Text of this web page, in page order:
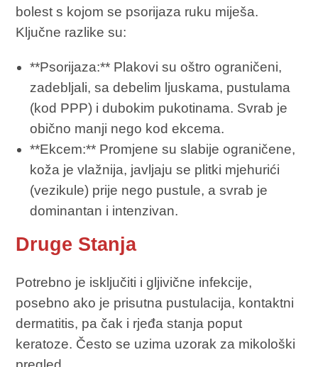
bolest s kojom se psorijaza ruku miješa.
Ključne razlike su:
**Psorijaza:** Plakovi su oštro ograničeni,
zadebljali, sa debelim ljuskama, pustulama
(kod PPP) i dubokim pukotinama. Svrab je
obično manji nego kod ekcema.
**Ekcem:** Promjene su slabije ograničene,
koža je vlažnija, javljaju se plitki mjehurići
(vezikule) prije nego pustule, a svrab je
dominantan i intenzivan.
Druge Stanja
Potrebno je isključiti i gljivične infekcije,
posebno ako je prisutna pustulacija, kontaktni
dermatitis, pa čak i rjeđa stanja poput
keratoze. Često se uzima uzorak za mikološki